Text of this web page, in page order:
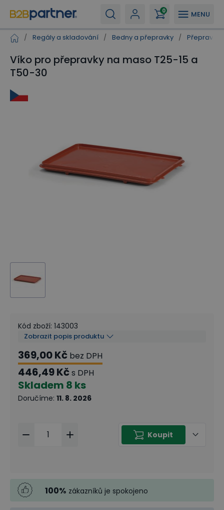
MENU
0
/ Regály a skladování / Bedny a přepravky / Přepravky
Víko pro přepravky na maso T25-15 a
T50-30
Kód zboží: 143003
Zobrazit popis produktu
369,00 Kč bez DPH
446,49 Kčs DPH
Skladem 8 ks
Doručíme: 11. 8. 2026
Koupit
100% zákazníků je spokojeno